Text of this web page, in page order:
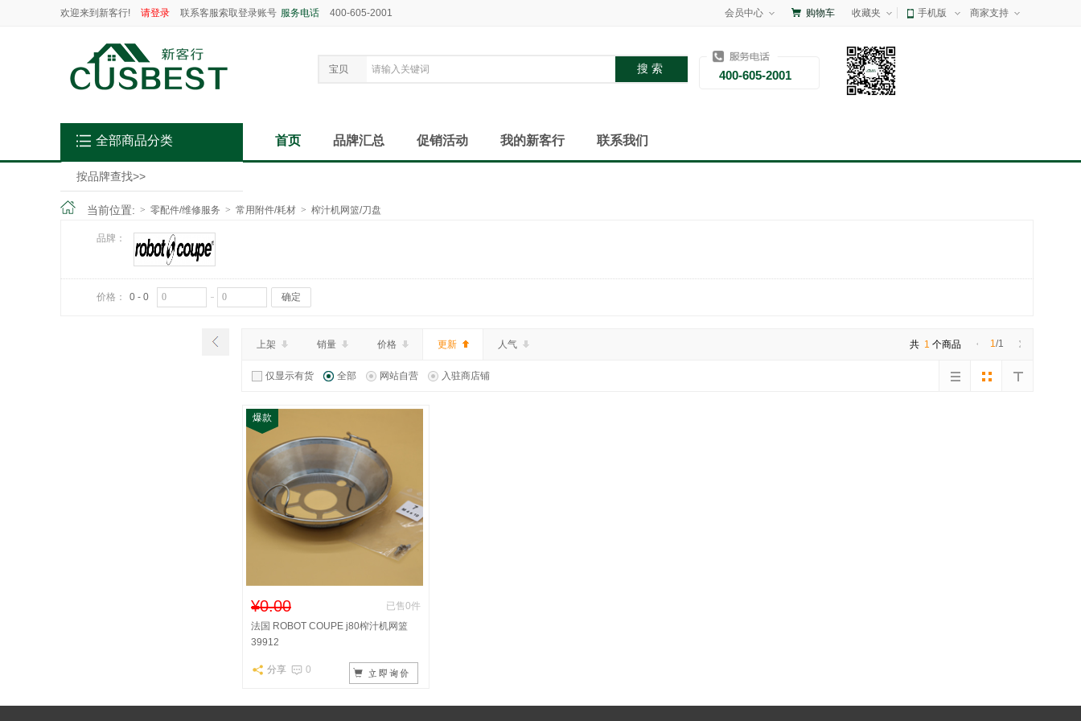
欢迎来到新客行! 请登录 联系客服索取登录账号 服务电话 400-605-2001 会员中心 购物车 收藏夹 手机版 商家支持
宝贝 400-605-2001
按品牌查找>>
全部商品分类 首页 品牌汇总 促销活动 我的新客行 联系我们
当前位置: > 零配件/维修服务 > 常用附件/耗材 > 榨汁机网篮/刀盘
品牌：
价格： 0 - 0 确定
上架 销量 价格 更新 人气 1/1
共 1 个商品
仅显示有货 全部 网站自营 入驻商店铺
爆款
¥0.00
已售0件
法国 ROBOT COUPE j80榨汁机网篮
39912
分享 0